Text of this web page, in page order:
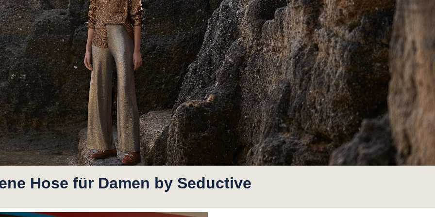
Hose für Damen by Seductive